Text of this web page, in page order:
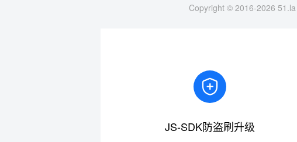
JS-SDK防盗刷升级
Copyright © 2016-2026